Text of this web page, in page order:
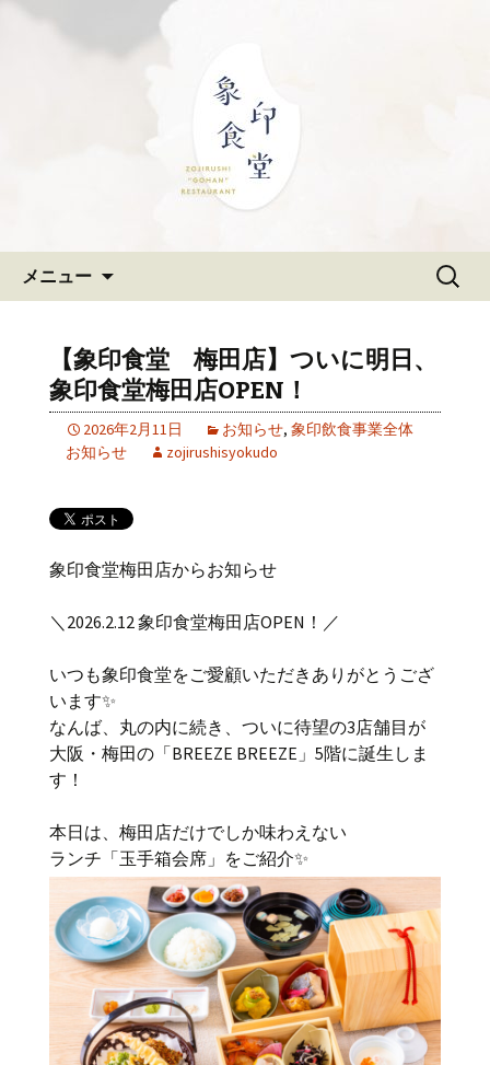
難波・なんばスカイオにある
和食「象印食堂」の公式ブログ
大阪難波の和食「象印食堂」。象印マ
ホービンが、「ごはんレストラン」と
して、美味しいごはんをご提供しま
メニュー
検
【象印食堂 梅田店】ついに明日、
象印食堂梅田店OPEN！
2026年2月11日 お知らせ, 象印飲食事業全体
お知らせ
zojirushisyokudo
象印食堂梅田店からお知らせ
＼2026.2.12 象印食堂梅田店OPEN！／
いつも象印食堂をご愛顧いただきありがとうござ
います✨
なんば、丸の内に続き、ついに待望の3店舗目が
大阪・梅田の「BREEZE BREEZE」5階に誕生しま
す！
本日は、梅田店だけでしか味わえない
ランチ「玉手箱会席」をご紹介✨